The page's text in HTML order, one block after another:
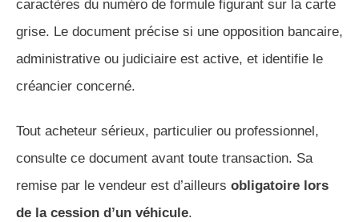
caractères du numéro de formule figurant sur la carte
grise. Le document précise si une opposition bancaire,
administrative ou judiciaire est active, et identifie le
créancier concerné.
Tout acheteur sérieux, particulier ou professionnel,
consulte ce document avant toute transaction. Sa
remise par le vendeur est d’ailleurs obligatoire lors
de la cession d’un véhicule.